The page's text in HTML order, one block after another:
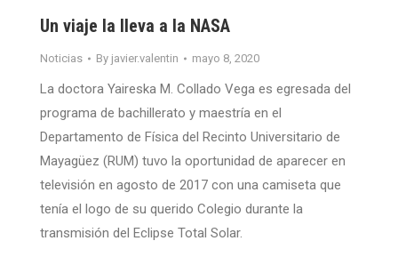
Un viaje la lleva a la NASA
Noticias By javier.valentin mayo 8, 2020
La doctora Yaireska M. Collado Vega es egresada del
programa de bachillerato y maestría en el
Departamento de Física del Recinto Universitario de
Mayagüez (RUM) tuvo la oportunidad de aparecer en
televisión en agosto de 2017 con una camiseta que
tenía el logo de su querido Colegio durante la
transmisión del Eclipse Total Solar.